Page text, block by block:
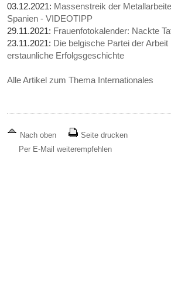
03.12.2021: Massenstreik der
Spanien - VIDEOTIPP
29.11.2021: Frauenfotokalender: Nackte
23.11.2021: Die belgische Partei der
erstaunliche Erfolgsgeschichte
Alle Artikel zum Thema Internationales
Nach oben
Seite drucken
Per E-Mail weiterempfehlen